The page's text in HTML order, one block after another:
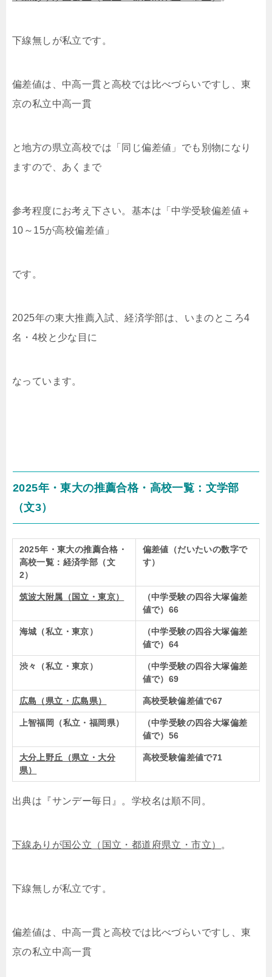
下線無しが私立です。
偏差値は、中高一貫と高校では比べづらいですし、東
京の私立中高一貫
と地方の県立高校では「同じ偏差値」でも別物になり
ますので、あくまで
参考程度にお考え下さい。基本は「中学受験偏差値＋
10～15が高校偏差値」
です。
2025年の東大推薦入試、経済学部は、いまのところ4
名・4校と少な目に
なっています。
2025年・東大の推薦合格・高校一覧：文学部
（文3）
2025年・東大の推薦合格・
高校一覧：経済学部（文
2）
偏差値（だいたいの数字で
す）
筑波大附属（国立・東京）
（中学受験の四谷大塚偏差
値で）66
海城（私立・東京）
（中学受験の四谷大塚偏差
値で）64
渋々（私立・東京）
（中学受験の四谷大塚偏差
値で）69
広島（県立・広島県） 高校受験偏差値で67
上智福岡（私立・福岡県）
（中学受験の四谷大塚偏差
値で）56
大分上野丘（県立・大分
県）
高校受験偏差値で71
出典は『サンデー毎日』。学校名は順不同。
下線ありが国公立（国立・都道府県立・市立） 。
下線無しが私立です。
偏差値は、中高一貫と高校では比べづらいですし、東
京の私立中高一貫